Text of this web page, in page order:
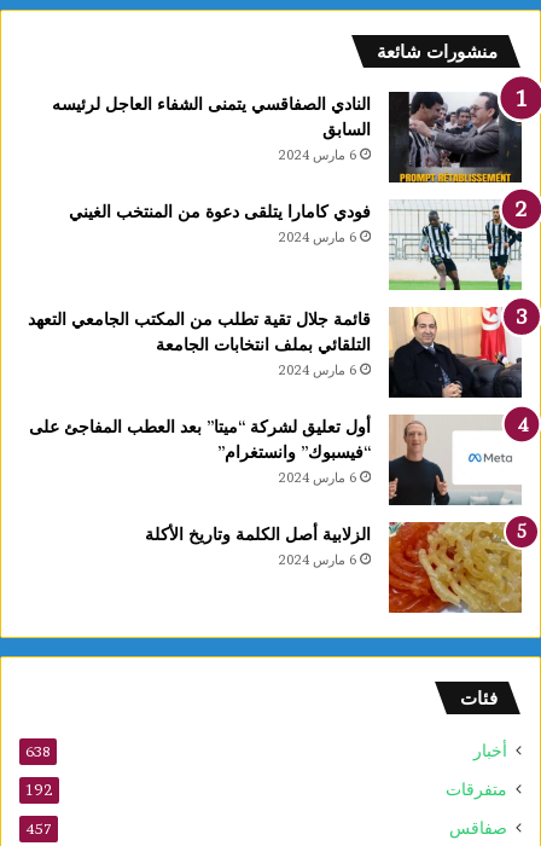
منشورات شائعة
النادي الصفاقسي يتمنى الشفاء العاجل لرئيسه
السابق
6 مارس 2024
فودي كامارا يتلقى دعوة من المنتخب الغيني
6 مارس 2024
قائمة جلال تقية تطلب من المكتب الجامعي التعهد
التلقائي بملف انتخابات الجامعة
6 مارس 2024
أول تعليق لشركة “ميتا” بعد العطب المفاجئ على
“فيسبوك” وانستغرام”
6 مارس 2024
الزلابية أصل الكلمة وتاريخ الأكلة
6 مارس 2024
فئات
أخبار 638
متفرقات 192
صفاقس 457